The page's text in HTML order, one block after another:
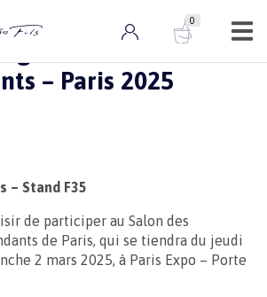
00 ARTICLE
– Paris 2025
– Stand F35
de participer au Salon des
de Paris, qui se tiendra du jeudi
2 mars 2025, à Paris Expo – Porte